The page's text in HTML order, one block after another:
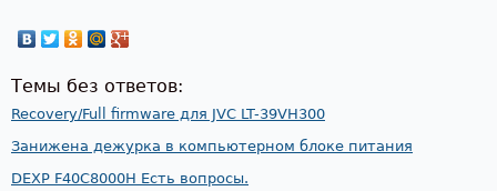
Темы без ответов:
Recovery/Full firmware для JVC LT-39VH300
Занижена дежурка в компьютерном блоке питания
DEXP F40C8000H Есть вопросы.